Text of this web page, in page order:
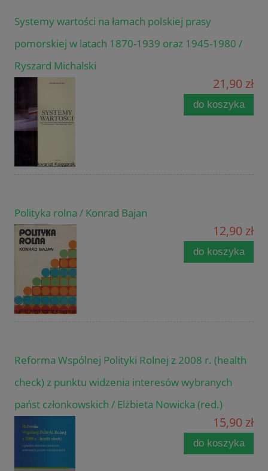
Systemy wartości na łamach polskiej prasy
pomorskiej w latach 1870-1939 oraz 1945-1980 /
Ryszard Michalski
21,90 zł
do koszyka
Polityka rolna / Konrad Bajan
12,90 zł
do koszyka
Reforma Wspólnej Polityki Rolnej z 2008 r. (health
check) z punktu widzenia interesów wybranych
państ członkowskich / Elżbieta Nowicka (red.)
15,90 zł
do koszyka